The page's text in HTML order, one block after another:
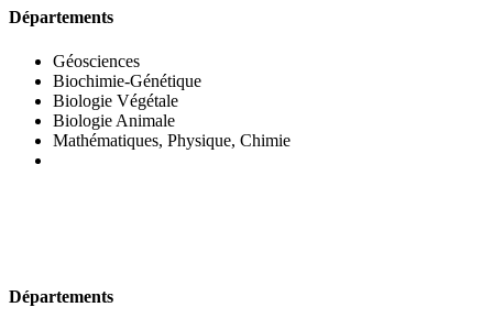
Départements
Géosciences
Biochimie-Génétique
Biologie Végétale
Biologie Animale
Mathématiques, Physique, Chimie
Départements